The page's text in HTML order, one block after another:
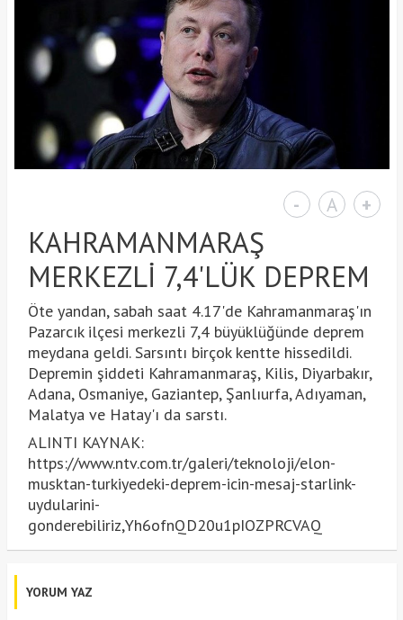
- A +
KAHRAMANMARAŞ
MERKEZLİ 7,4'LÜK DEPREM
Öte yandan, sabah saat 4.17'de Kahramanmaraş'ın
Pazarcık ilçesi merkezli 7,4 büyüklüğünde deprem
meydana geldi. Sarsıntı birçok kentte hissedildi.
Depremin şiddeti Kahramanmaraş, Kilis, Diyarbakır,
Adana, Osmaniye, Gaziantep, Şanlıurfa, Adıyaman,
Malatya ve Hatay'ı da sarstı.
ALINTI KAYNAK:
https://www.ntv.com.tr/galeri/teknoloji/elon-
musktan-turkiyedeki-deprem-icin-mesaj-starlink-
uydularini-
gonderebiliriz,Yh6ofnQD20u1pIOZPRCVAQ
YORUM YAZ